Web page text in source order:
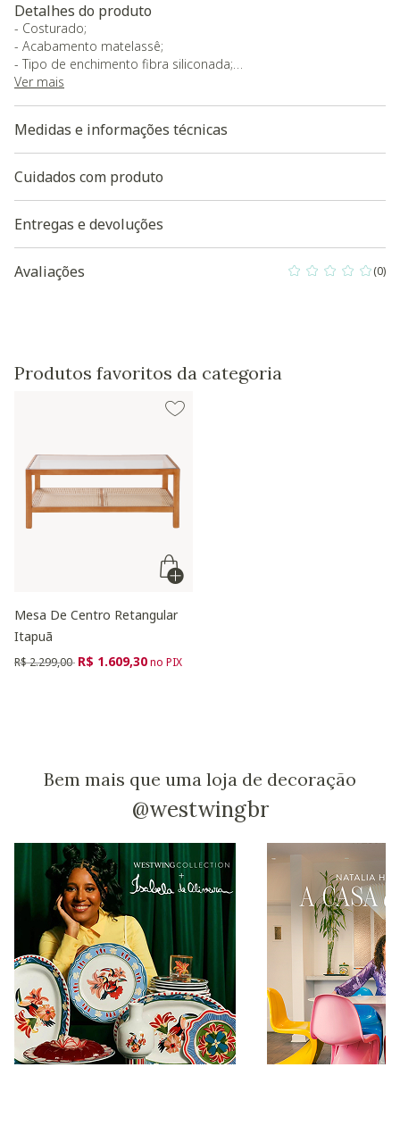
Detalhes do produto
- Costurado;
- Acabamento matelassê;
- Tipo de enchimento fibra siliconada;
- Tratamento Antialérgico;
Baixe aqui a Modelagem 3D do produto
Ver mais
Medidas e informações técnicas
Cuidados com produto
Entregas e devoluções
Avaliações 0 out of 5 (0)
Produtos favoritos da categoria
Mesa De Centro Retangular
Itapuã
Preço reduzido de
R$ 2.299,00 para
R$ 1.609,30no PIX
Bem mais que uma loja de decoração
@westwingbr